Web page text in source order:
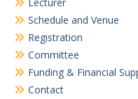
Schedule and Venue
Registration
Committee
Funding & Financial
Contact